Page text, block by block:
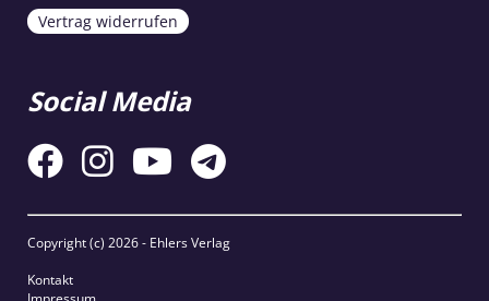
Vertrag widerrufen
Social Media
Copyright (c) 2026 - Ehlers Verlag
Kontakt